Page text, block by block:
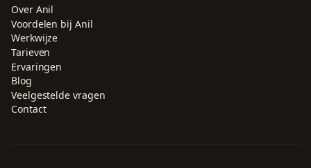
Over Anil
Voordelen bij Anil
Werkwijze
Tarieven
Ervaringen
Blog
Veelgestelde vragen
Contact